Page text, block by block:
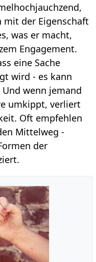
mit der Eigenschaft
was er macht,
Engagement.
eine Sache
wird - es kann
wenn jemand
umkippt, verliert
Oft empfehlen
Mittelweg -
der